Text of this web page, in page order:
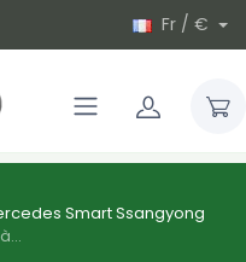
Fr / €
Smart Ssangyong